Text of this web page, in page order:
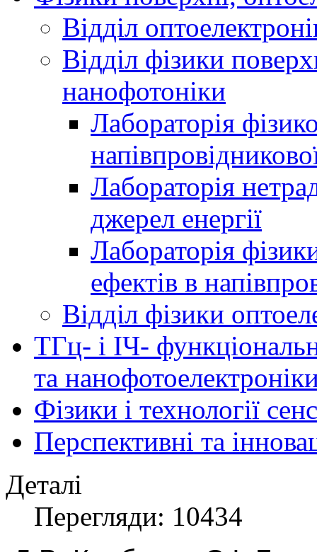
Відділ
Відділ фізики
нанофотоніки
Лабораторія
Лабораторія
джерел енергії
Лабораторія
ефектів в
Відділ фізики
ТГц- і ІЧ-
та
Фізики і технології
Перспективні та
Деталі
Перегляди: 10434